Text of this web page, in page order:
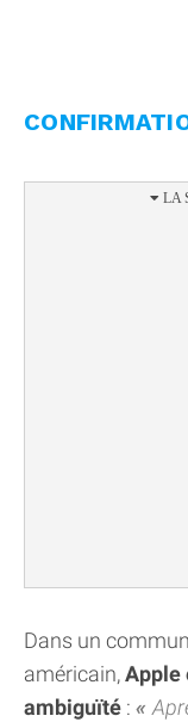
Dans un
américain,Apple
ambiguïté :